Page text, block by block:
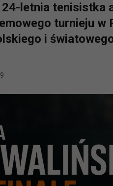
letnia tenisistka
turnieju w
i